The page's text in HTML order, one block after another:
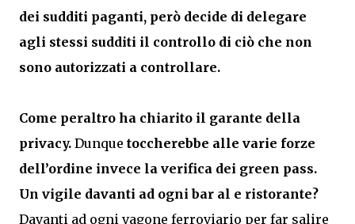
dei sudditi paganti, però decide di delegare
agli stessi sudditi il controllo di ciò che non
sono autorizzati a controllare.
Come peraltro ha chiarito il garante della
privacy. Dunque toccherebbe alle varie forze
dell’ordine invece la verifica dei green pass.
Un vigile davanti ad ogni bar al e ristorante?
Davanti ad ogni vagone ferroviario per far salire